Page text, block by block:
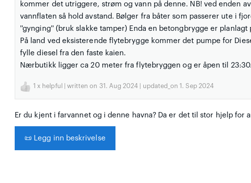
kommer det utriggere, strøm og vann på denne. NB! ved enden
vannflaten så hold avstand. Bølger fra båter som passerer ute i
''gynging'' (bruk slakke tamper) Enda en betongbrygge er planlagt
På land ved eksisterende flytebrygge kommer det pumpe for
fylle diesel fra den faste kaien.
Nærbutikk ligger ca 20 meter fra flytebryggen og er åpen til 23:30.
1 x helpful | written on 31. Aug 2024 | updated_on 1. Sep 2024
Er du kjent i farvannet og i denne havna? Da er det til stor hjelp
📜 Legg inn beskrivelse